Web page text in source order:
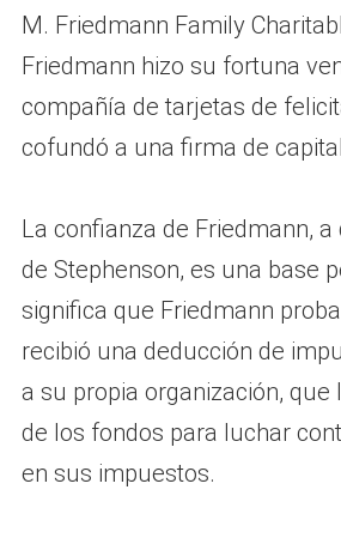
M. Friedmann Family
Friedmann hizo su fortuna
compañía de tarjetas de
cofundó a una firma de
La confianza de Friedmann,
de Stephenson, es una base
significa que Friedmann
recibió una deducción de
a su propia organización, que
de los fondos para luchar
en sus impuestos.